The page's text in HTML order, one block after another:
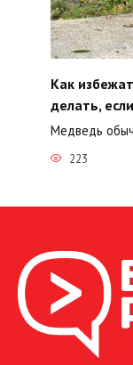
Как
делать,
Медведь
223